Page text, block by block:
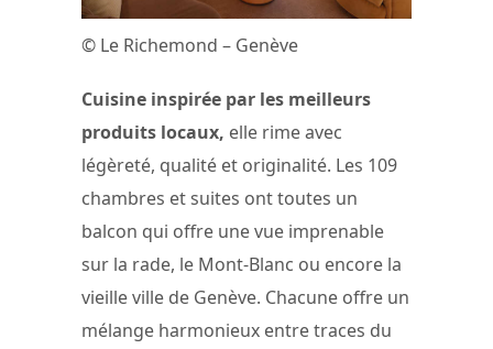
© Le Richemond – Genève
Cuisine inspirée par les meilleurs
produits locaux, elle rime avec
légèreté, qualité et originalité. Les 109
chambres et suites ont toutes un
balcon qui offre une vue imprenable
sur la rade, le Mont-Blanc ou encore la
vieille ville de Genève. Chacune offre un
mélange harmonieux entre traces du